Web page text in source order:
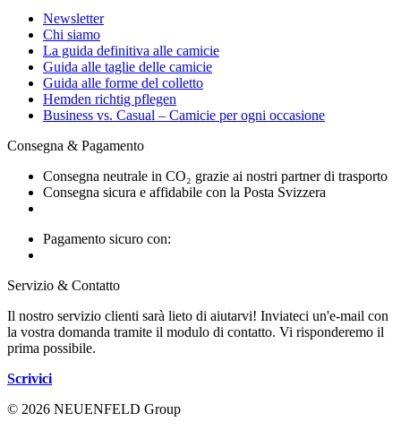
Newsletter
Chi siamo
La guida definitiva alle camicie
Guida alle taglie delle camicie
Guida alle forme del colletto
Hemden richtig pflegen
Business vs. Casual – Camicie per ogni occasione
Consegna & Pagamento
Consegna neutrale in CO₂ grazie ai nostri partner di trasporto
Consegna sicura e affidabile con la Posta Svizzera
Pagamento sicuro con:
Servizio & Contatto
Il nostro servizio clienti sarà lieto di aiutarvi! Inviateci un'e-mail con
la vostra domanda tramite il modulo di contatto. Vi risponderemo il
prima possibile.
Scrivici
© 2026 NEUENFELD Group